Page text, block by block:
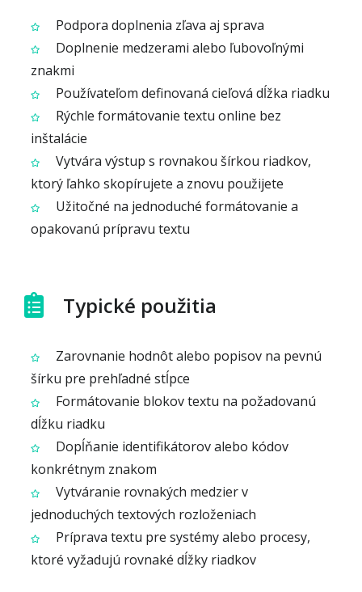
Podpora doplnenia zľava aj sprava
Doplnenie medzerami alebo ľubovoľnými
znakmi
Používateľom definovaná cieľová dĺžka riadku
Rýchle formátovanie textu online bez
inštalácie
Vytvára výstup s rovnakou šírkou riadkov,
ktorý ľahko skopírujete a znovu použijete
Užitočné na jednoduché formátovanie a
opakovanú prípravu textu
Typické použitia
Zarovnanie hodnôt alebo popisov na pevnú
šírku pre prehľadné stĺpce
Formátovanie blokov textu na požadovanú
dĺžku riadku
Dopĺňanie identifikátorov alebo kódov
konkrétnym znakom
Vytváranie rovnakých medzier v
jednoduchých textových rozloženiach
Príprava textu pre systémy alebo procesy,
ktoré vyžadujú rovnaké dĺžky riadkov